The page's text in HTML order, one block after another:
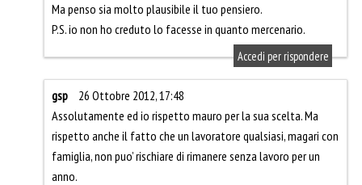
Ma penso sia molto plausibile il tuo pensiero.
P.S. io non ho creduto lo facesse in quanto mercenario.
Accedi per rispondere
gsp
26 Ottobre 2012, 17:48
Assolutamente ed io rispetto mauro per la sua scelta. Ma
rispetto anche il fatto che un lavoratore qualsiasi, magari con
famiglia, non puo’ rischiare di rimanere senza lavoro per un
anno.